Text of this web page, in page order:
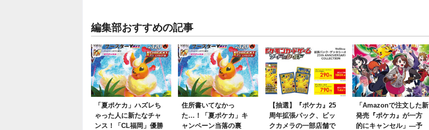
編集部おすすめの記事
「夏ポケカ」ハズレち
ゃった人に新たなチャ
ンス！「CL福岡」優勝
住所書いてなかっ
た…！「夏ポケカ」キ
ャンペーン当落の裏
【抽選】『ポケカ』25
周年拡張パック、ビッ
クカメラの一部店舗で
「Amazonで注文した新
発売『ポケカ』が一方
的にキャンセル」―予